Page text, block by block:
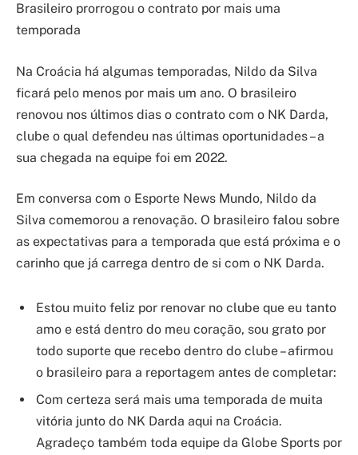
Brasileiro prorrogou o contrato por mais uma
temporada
Na Croácia há algumas temporadas, Nildo da Silva
ficará pelo menos por mais um ano. O brasileiro
renovou nos últimos dias o contrato com o NK Darda,
clube o qual defendeu nas últimas oportunidades – a
sua chegada na equipe foi em 2022.
Em conversa com o Esporte News Mundo, Nildo da
Silva comemorou a renovação. O brasileiro falou sobre
as expectativas para a temporada que está próxima e o
carinho que já carrega dentro de si com o NK Darda.
Estou muito feliz por renovar no clube que eu tanto
amo e está dentro do meu coração, sou grato por
todo suporte que recebo dentro do clube – afirmou
o brasileiro para a reportagem antes de completar:
Com certeza será mais uma temporada de muita
vitória junto do NK Darda aqui na Croácia.
Agradeço também toda equipe da Globe Sports por